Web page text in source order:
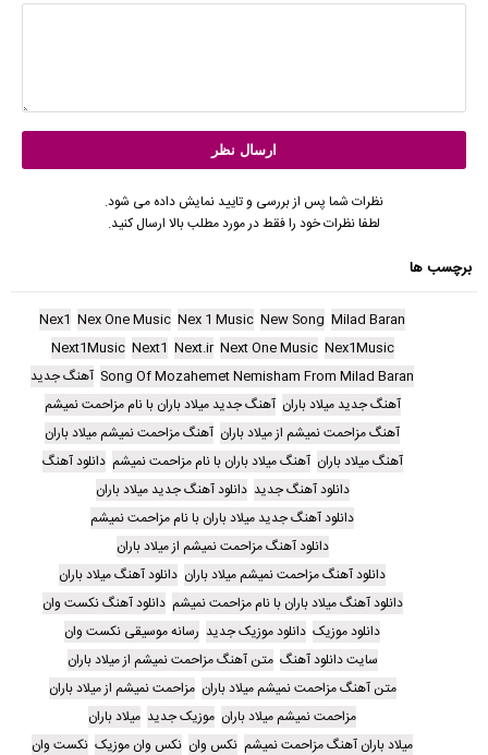
نظرات شما پس از بررسی و تایید نمایش داده می شود.
لطفا نظرات خود را فقط در مورد مطلب بالا ارسال کنید.
برچسب ها
Milad Baran
New Song
Nex 1 Music
Nex One Music
Nex1
Nex1Music
Next One Music
Next.ir
Next1
Next1Music
Song Of Mozahemet Nemisham From Milad Baran آهنگ جدید
آهنگ جدید میلاد باران آهنگ جدید میلاد باران با نام مزاحمت نمیشم
آهنگ مزاحمت نمیشم از میلاد باران آهنگ مزاحمت نمیشم میلاد باران
آهنگ میلاد باران آهنگ میلاد باران با نام مزاحمت نمیشم دانلود آهنگ
دانلود آهنگ جدید دانلود آهنگ جدید میلاد باران
دانلود آهنگ جدید میلاد باران با نام مزاحمت نمیشم
دانلود آهنگ مزاحمت نمیشم از میلاد باران
دانلود آهنگ مزاحمت نمیشم میلاد باران دانلود آهنگ میلاد باران
دانلود آهنگ میلاد باران با نام مزاحمت نمیشم دانلود آهنگ نکست وان
دانلود موزیک دانلود موزیک جدید رسانه موسیقی نکست وان
سایت دانلود آهنگ متن آهنگ مزاحمت نمیشم از میلاد باران
متن آهنگ مزاحمت نمیشم میلاد باران مزاحمت نمیشم از میلاد باران
مزاحمت نمیشم میلاد باران موزیک جدید میلاد باران
میلاد باران آهنگ مزاحمت نمیشم نکس وان نکس وان موزیک نکست وان